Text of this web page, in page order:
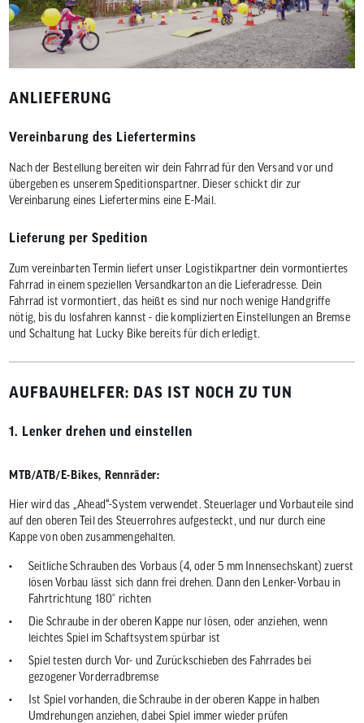
ANLIEFERUNG
Vereinbarung des Liefertermins
Nach der Bestellung bereiten wir dein Fahrrad für den Versand vor und
übergeben es unserem Speditionspartner. Dieser schickt dir zur
Vereinbarung eines Liefertermins eine E-Mail.
Lieferung per Spedition
Zum vereinbarten Termin liefert unser Logistikpartner dein vormontiertes
Fahrrad in einem speziellen Versandkarton an die Lieferadresse. Dein
Fahrrad ist vormontiert, das heißt es sind nur noch wenige Handgriffe
nötig, bis du losfahren kannst - die komplizierten Einstellungen an Bremse
und Schaltung hat Lucky Bike bereits für dich erledigt.
AUFBAUHELFER: DAS IST NOCH ZU TUN
1. Lenker drehen und einstellen
MTB/ATB/E-Bikes, Rennräder:
Hier wird das „Ahead“-System verwendet. Steuerlager und Vorbauteile sind
auf den oberen Teil des Steuerrohres aufgesteckt, und nur durch eine
Kappe von oben zusammengehalten.
Seitliche Schrauben des Vorbaus (4, oder 5 mm Innensechskant) zuerst
lösen Vorbau lässt sich dann frei drehen. Dann den Lenker-Vorbau in
Fahrtrichtung 180° richten
Die Schraube in der oberen Kappe nur lösen, oder anziehen, wenn
leichtes Spiel im Schaftsystem spürbar ist
Spiel testen durch Vor- und Zurückschieben des Fahrrades bei
gezogener Vorderradbremse
Ist Spiel vorhanden, die Schraube in der oberen Kappe in halben
Umdrehungen anziehen, dabei Spiel immer wieder prüfen